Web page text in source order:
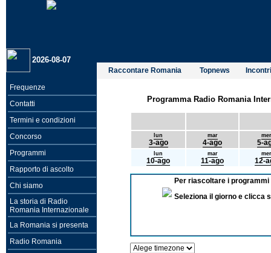
2026-08-07
Raccontare Romania Topnews
Frequenze
Contatti
Termini e condizioni
Concorso
Programmi
Rapporto di ascolto
Chi siamo
La storia di Radio
Romania Internazionale
La Romania si presenta
Radio Romania
Programma Radio Romania
lun
3-ago
mar
4-ago
mer
5-
lun
10-ago
mar
11-ago
mer
12-
Per riascoltare i
Seleziona il giorno e clicca